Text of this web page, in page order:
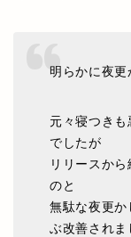
明らかに夜更
元々寝つき
でしたが
リリースか
のと
無駄な夜更
ぶ改善されま